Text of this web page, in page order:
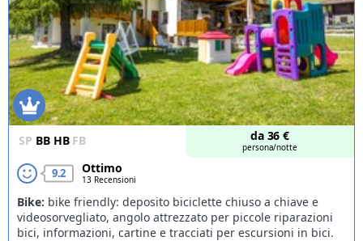
SP BB HB FB da 36 €
persona/notte
9.2 Ottimo
13 Recensioni
Bike: bike friendly: deposito biciclette chiuso a chiave e
videosorvegliato, angolo attrezzato per piccole riparazioni
bici, informazioni, cartine e tracciati per escursioni in bici.